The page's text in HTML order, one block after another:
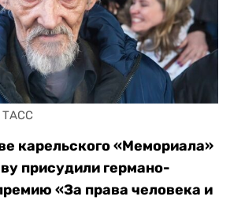
ТАСС
карельского «Мемориала»
присудили германо-
«За права человека и